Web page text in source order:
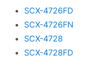
SCX-4726FD
SCX-4726FN
SCX-4728
SCX-4728FD